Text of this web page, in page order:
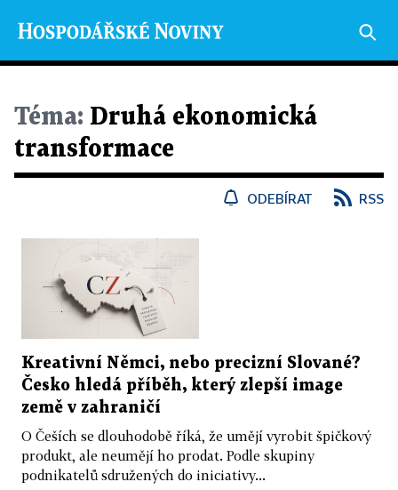
Téma: Druhá ekonomická
transformace
ODEBÍRAT RSS
Kreativní Němci, nebo precizní Slované?
Česko hledá příběh, který zlepší image
země v zahraničí
O Češích se dlouhodobě říká, že umějí vyrobit špičkový
produkt, ale neumějí ho prodat. Podle skupiny
podnikatelů sdružených do iniciativy...